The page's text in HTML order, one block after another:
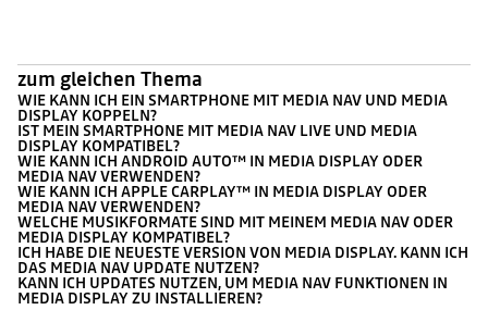
zum gleichen Thema
WIE KANN ICH EIN SMARTPHONE MIT MEDIA NAV UND MEDIA
DISPLAY KOPPELN?
IST MEIN SMARTPHONE MIT MEDIA NAV LIVE UND MEDIA
DISPLAY KOMPATIBEL?
WIE KANN ICH ANDROID AUTO™ IN MEDIA DISPLAY ODER
MEDIA NAV VERWENDEN?
WIE KANN ICH APPLE CARPLAY™ IN MEDIA DISPLAY ODER
MEDIA NAV VERWENDEN?
WELCHE MUSIKFORMATE SIND MIT MEINEM MEDIA NAV ODER
MEDIA DISPLAY KOMPATIBEL?
ICH HABE DIE NEUESTE VERSION VON MEDIA DISPLAY. KANN ICH
DAS MEDIA NAV UPDATE NUTZEN?
KANN ICH UPDATES NUTZEN, UM MEDIA NAV FUNKTIONEN IN
MEDIA DISPLAY ZU INSTALLIEREN?